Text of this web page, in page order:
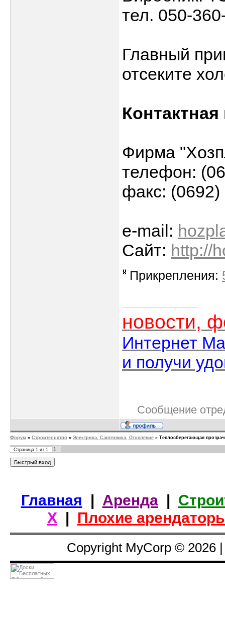
тел. 050-
Главный
отсеките
Фирма
телефон:
факс: (0692)
e-mail:
Сайт: http://
Прикрепления:
новости,
Интернет
и получи
Сообщение
Форум » Строительство » Электрика, Сантехника, Отопление » Теплосберегающая
Страница 1 из 1 1
Главная | Аренда|
Х | Плохие
Copyright MyCorp © 2026